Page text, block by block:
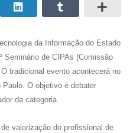
da Informação do Estado
Seminário de CIPAs (Comissão
tradicional evento acontecerá no
O objetivo é debater
da categoria.
valorização do profissional de